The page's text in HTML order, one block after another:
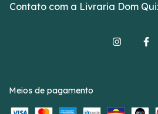
Contato com a Livraria Dom
Meios de pagamento